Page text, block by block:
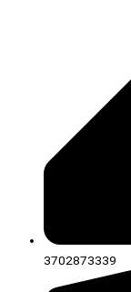
3702873339